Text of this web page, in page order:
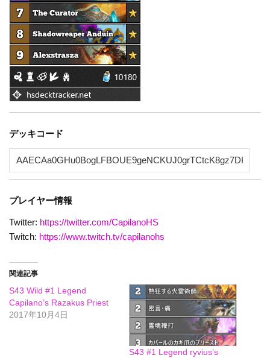
デッキコード
プレイヤー情報
Twitter: https://twitter.com/CapilanoHS
Twitch: https://www.twitch.tv/capilanohs
関連記事
S43 Wild #1 Legend
Capilano’s Razakus Priest
2017年10月4日
S43 #1 Legend ryvius’s